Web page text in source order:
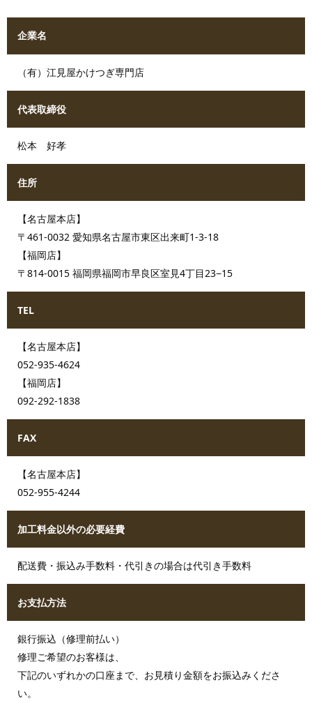
企業名
（有）江見屋かけつぎ専門店
代表取締役
松本 好孝
住所
【名古屋本店】
〒461-0032 愛知県名古屋市東区出来町1-3-18
【福岡店】
〒814-0015 福岡県福岡市早良区室見4丁目23−15
TEL
【名古屋本店】
052-935-4624
【福岡店】
092-292-1838
FAX
【名古屋本店】
052-955-4244
加工料金以外の必要経費
配送費・振込み手数料・代引きの場合は代引き手数料
お支払方法
銀行振込（修理前払い）
修理ご希望のお客様は、
下記のいずれかの口座まで、お見積り金額をお振込みくださ
い。